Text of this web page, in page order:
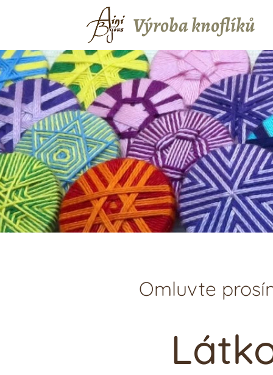
Výroba knoflíků
Omluvte